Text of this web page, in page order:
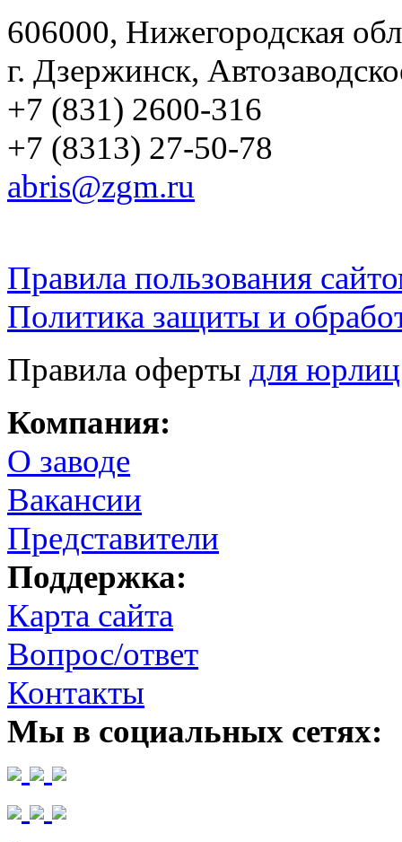
606000, Нижегородская
г. Дзержинск,
+7 (831) 2600-316
+7 (8313) 27-50-78
abris@zgm.ru
Правила пользования
Политика защиты и
Правила оферты для
Компания:
О заводе
Вакансии
Представители
Поддержка:
Карта сайта
Вопрос/ответ
Контакты
Мы в социальных сетях: